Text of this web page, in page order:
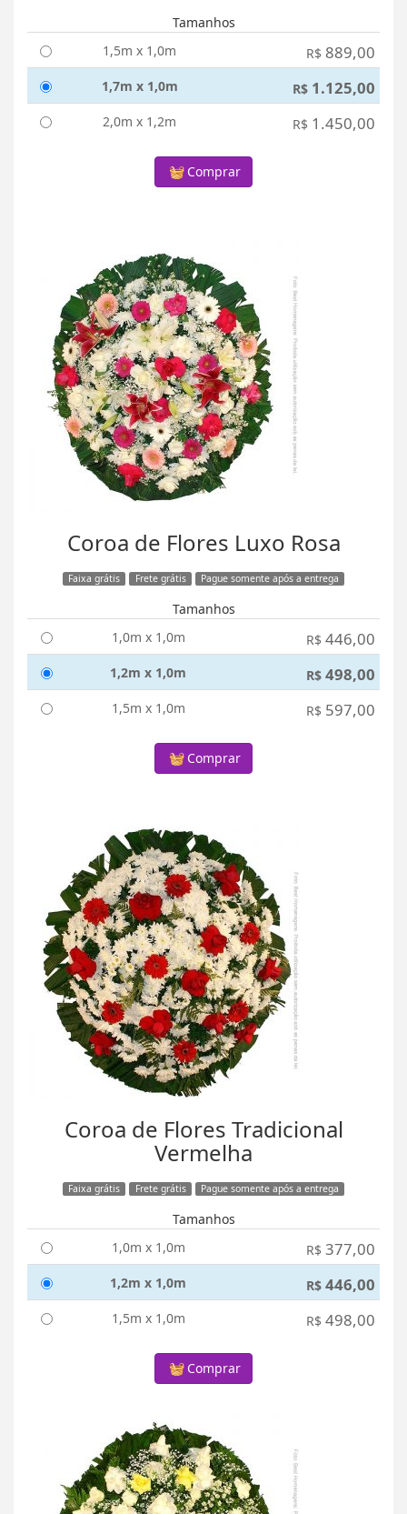
Tamanhos
1,5m x 1,0m
R$ 889,00
1,7m x 1,0m R$ 1.125,00
2,0m x 1,2m R$ 1.450,00
Comprar
Coroa de Flores Luxo Rosa
Faixa grátis Frete grátis Pague somente após a entrega
Tamanhos
1,0m x 1,0m
R$ 446,00
1,2m x 1,0m R$ 498,00
1,5m x 1,0m R$ 597,00
Comprar
Coroa de Flores Tradicional
Vermelha
Faixa grátis Frete grátis Pague somente após a entrega
Tamanhos
1,0m x 1,0m
R$ 377,00
1,2m x 1,0m R$ 446,00
1,5m x 1,0m R$ 498,00
Comprar